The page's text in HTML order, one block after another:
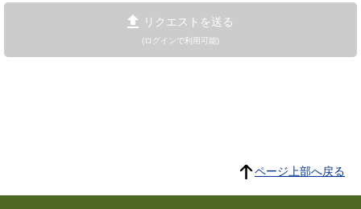
リクエストを送る
(ログインで利用可能)
ページ上部へ戻る